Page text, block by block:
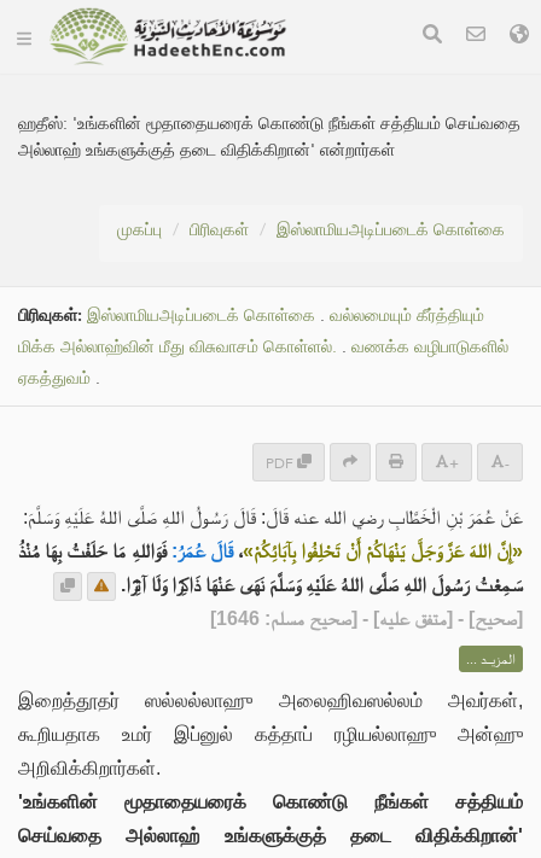
ஹதீஸ்: 'உங்களின் மூதாதையரைக் கொண்டு நீங்கள் சத்தியம் செய்வதை
அல்லாஹ் உங்களுக்குத் தடை விதிக்கிறான்' என்றார்கள்
முகப்பு பிரிவுகள் இஸ்லாமியஅடிப்படைக் கொள்கை
பிரிவுகள்: இஸ்லாமியஅடிப்படைக் கொள்கை . வல்லமையும் கீர்த்தியும்
மிக்க அல்லாஹ்வின் மீது விசுவாசம் கொள்ளல். . வணக்க வழிபாடுகளில்
ஏகத்துவம் .
PDF + -
عَنْ عُمَرَ بْنِ الْخَطَّابِ رضي الله عنه قَالَ: قَالَ رَسُولُ اللهِ صَلَّى اللهُ عَلَيْهِ وَسَلَّمَ:
«إِنَّ اللهَ عَزَّ وَجَلَّ يَنْهَاكُمْ أَنْ تَحْلِفُوا بِآبَائِكُمْ»، قَالَ عُمَرُ: فَوَاللهِ مَا حَلَفْتُ بِهَا مُنْذُ
سَمِعْتُ رَسُولَ اللهِ صَلَّى اللهُ عَلَيْهِ وَسَلَّمَ نَهَى عَنْهَا ذَاكِرًا وَلَا آثِرًا.
[صحيح] - [متفق عليه] - [صحيح مسلم: 1646]
المزيــد ...
இறைத்தூதர் ஸல்லல்லாஹு அலைஹிவஸல்லம் அவர்கள்,
கூறியதாக உமர் இப்னுல் கத்தாப் ரழியல்லாஹு அன்ஹு
அறிவிக்கிறார்கள்.
'உங்களின் மூதாதையரைக் கொண்டு நீங்கள் சத்தியம்
செய்வதை அல்லாஹ் உங்களுக்குத் தடை விதிக்கிறான்'